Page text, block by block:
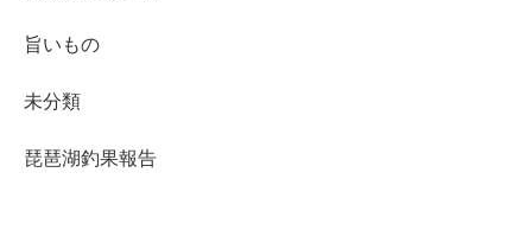
旨いもの
未分類
琵琶湖釣果報告